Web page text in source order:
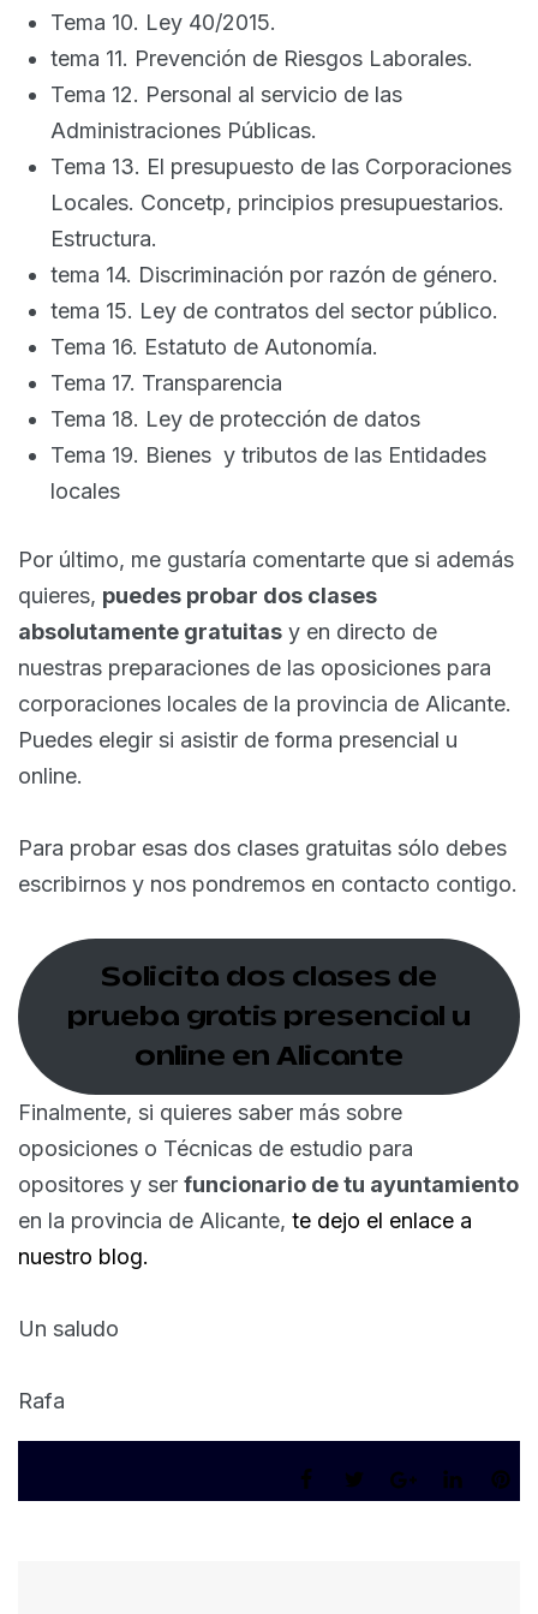
Tema 10. Ley 40/2015.
tema 11. Prevención de Riesgos Laborales.
Tema 12. Personal al servicio de las
Administraciones Públicas.
Tema 13. El presupuesto de las Corporaciones
Locales. Concetp, principios presupuestarios.
Estructura.
tema 14. Discriminación por razón de género.
tema 15. Ley de contratos del sector público.
Tema 16. Estatuto de Autonomía.
Tema 17. Transparencia
Tema 18. Ley de protección de datos
Tema 19. Bienes y tributos de las Entidades
locales
Por último, me gustaría comentarte que si además
quieres, puedes probar dos clases
absolutamente gratuitas y en directo de
nuestras preparaciones de las oposiciones para
corporaciones locales de la provincia de Alicante.
Puedes elegir si asistir de forma presencial u
online.
Para probar esas dos clases gratuitas sólo debes
escribirnos y nos pondremos en contacto contigo.
Solicita dos clases de
prueba gratis presencial u
online en Alicante
Finalmente, si quieres saber más sobre
oposiciones o Técnicas de estudio para
opositores y ser funcionario de tu ayuntamiento
en la provincia de Alicante, te dejo el enlace a
nuestro blog.
Un saludo
Rafa